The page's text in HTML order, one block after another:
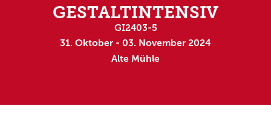
AUSBILDER
GESTALTINTENSIV
GI2403-5
31. Oktober - 03. November 2024
Alte Mühle